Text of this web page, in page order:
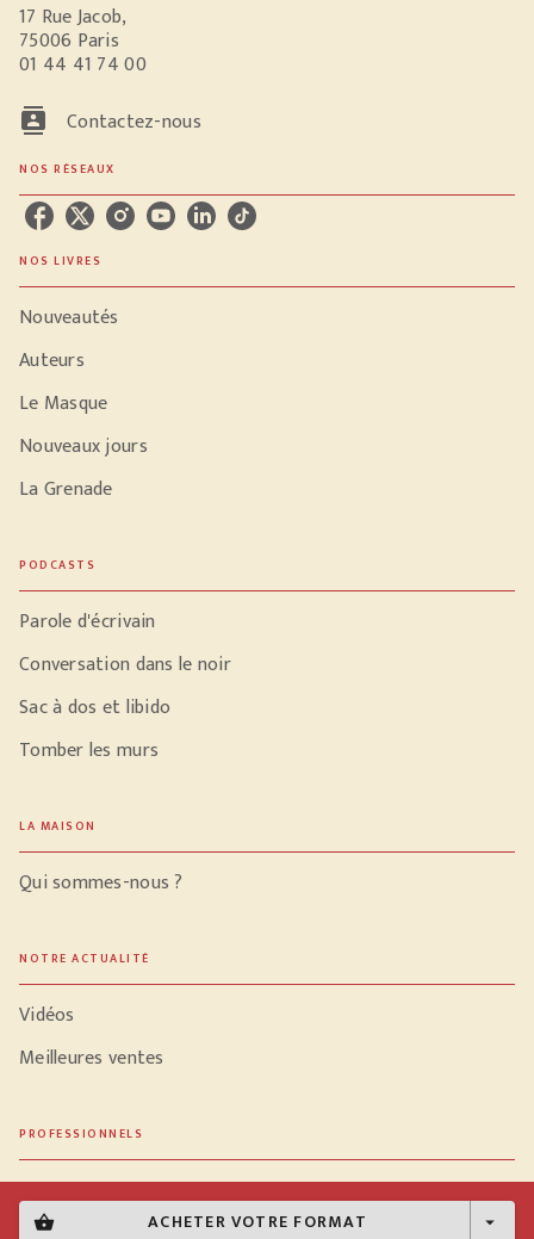
shopping_basket ACHETER VOTRE FORMAT arrow_drop_down
17 Rue Jacob,
75006 Paris
01 44 41 74 00
contacts Contactez-nous
NOS RÉSEAUX
NOS LIVRES
Nouveautés
Auteurs
Le Masque
Nouveaux jours
La Grenade
PODCASTS
Parole d'écrivain
Conversation dans le noir
Sac à dos et libido
Tomber les murs
LA MAISON
Qui sommes-nous ?
NOTRE ACTUALITÉ
Vidéos
Meilleures ventes
PROFESSIONNELS
Libraires